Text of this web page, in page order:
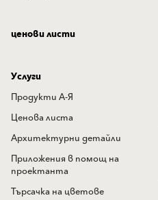
ценови листи
Услуги
Продукти А-Я
Ценова листа
Архитектурни детайли
Приложения в помощ на
проектанта
Търсачка на цветове